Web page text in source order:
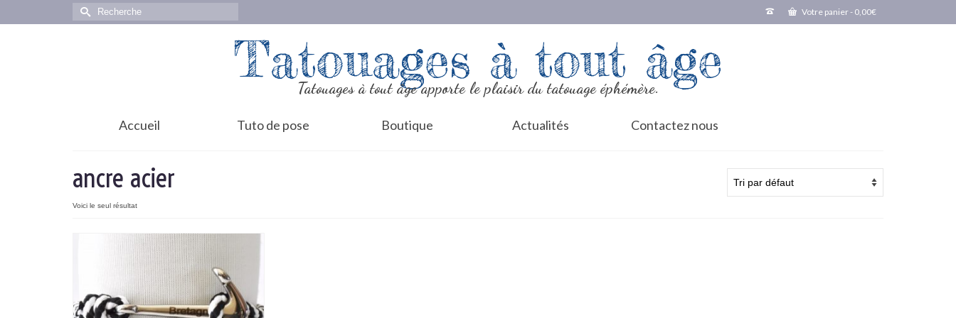
Votre panier- 0,00€
Rechercher :
Tatouages à tout âge
Tatouages à tout âge apporte le plaisir du tatouage éphémère.
Accueil Tuto de pose Boutique Actualités Contactez nous
ancre acier
Voici le seul résultat